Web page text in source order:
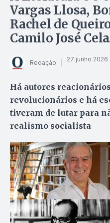
Vargas Llosa,
Rachel de
Camilo José
Redação 27 junho 2026
Há autores
revolucionários e há
tiveram de lutar para
realismo socialista